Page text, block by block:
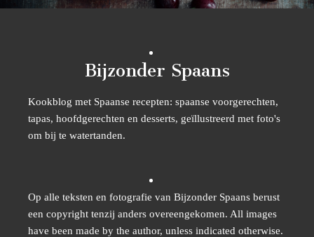
Bijzonder Spaans
Kookblog met Spaanse recepten: spaanse voorgerechten,
tapas, hoofdgerechten en desserts, geïllustreerd met foto's
om bij te watertanden.
Op alle teksten en fotografie van Bijzonder Spaans berust
een copyright tenzij anders overeengekomen. All images
have been made by the author, unless indicated otherwise.